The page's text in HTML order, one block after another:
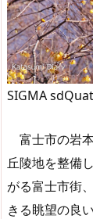
SIGMA
富士市の岩
丘陵地を整備
がる富士市街
きる眺望の良